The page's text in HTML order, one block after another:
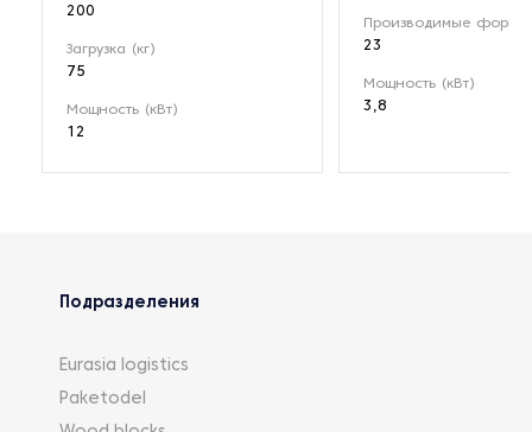
200
Загрузка (кг)
75
Мощность (кВт)
12
Производимые формы
23
Мощность (кВт)
3,8
Подразделения
Eurasia logistics
Paketodel